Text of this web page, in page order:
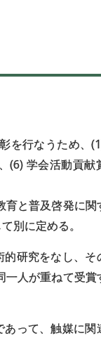
を行なうため、
(6) 学会活動貢献
と普及啓発に関
別に定める。
研究をなし、そ
人が重ねて受賞
って、触媒に関